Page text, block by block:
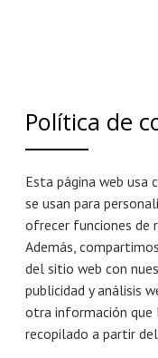
Política de
Esta página web usa
se usan para
ofrecer funciones de
Además,
del sitio web con
publicidad y análisis
otra información que
recopilado a partir